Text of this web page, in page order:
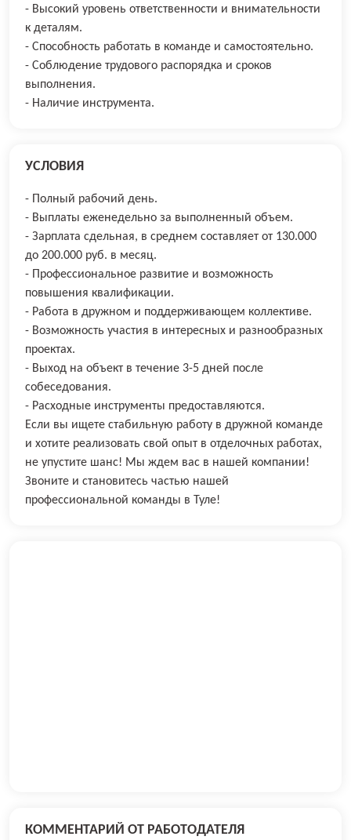
- Высокий уровень ответственности и внимательности
к деталям.
- Способность работать в команде и самостоятельно.
- Соблюдение трудового распорядка и сроков
выполнения.
- Наличие инструмента.
УСЛОВИЯ
- Полный рабочий день.
- Выплаты еженедельно за выполненный объем.
- Зарплата сдельная, в среднем составляет от 130.000
до 200.000 руб. в месяц.
- Профессиональное развитие и возможность
повышения квалификации.
- Работа в дружном и поддерживающем коллективе.
- Возможность участия в интересных и разнообразных
проектах.
- Выход на объект в течение 3-5 дней после
собеседования.
- Расходные инструменты предоставляются.
Если вы ищете стабильную работу в дружной команде
и хотите реализовать свой опыт в отделочных работах,
не упустите шанс! Мы ждем вас в нашей компании!
Звоните и становитесь частью нашей
профессиональной команды в Туле!
КОММЕНТАРИЙ ОТ РАБОТОДАТЕЛЯ